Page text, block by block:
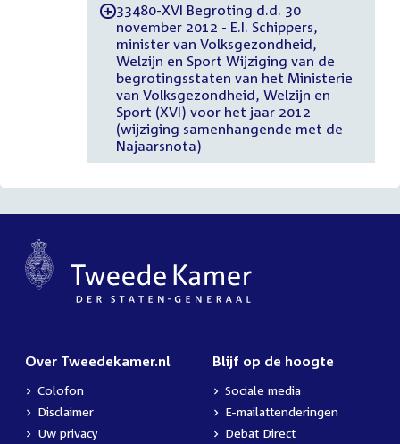
-33480-XVI Begroting d.d. 30
november 2012 - E.I. Schippers,
minister van Volksgezondheid,
Welzijn en Sport Wijziging van de
begrotingsstaten van het Ministerie
van Volksgezondheid, Welzijn en
Sport (XVI) voor het jaar 2012
(wijziging samenhangende met de
Najaarsnota)
Over Tweedekamer.nl
Colofon
Disclaimer
Uw privacy
Blijf op de hoogte
Sociale media
E-mailattenderingen
Debat Direct